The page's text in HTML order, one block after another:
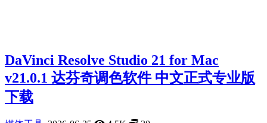
DaVinci Resolve Studio 21 for Mac
v21.0.1 达芬奇调色软件 中文正式专业版
下载